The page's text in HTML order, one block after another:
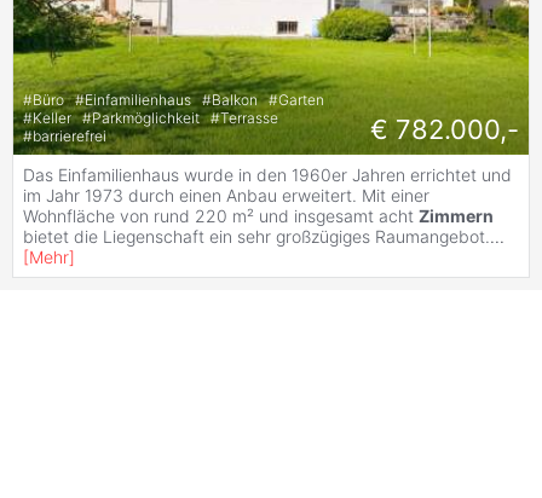
#Büro #Einfamilienhaus #Balkon #Garten
#Keller #Parkmöglichkeit #Terrasse
#barrierefrei € 782.000,-
Das Einfamilienhaus wurde in den 1960er Jahren errichtet und
im Jahr 1973 durch einen Anbau erweitert. Mit einer
Wohnfläche von rund 220 m² und insgesamt acht Zimmern
bietet die Liegenschaft ein sehr großzügiges Raumangebot....
[Mehr]